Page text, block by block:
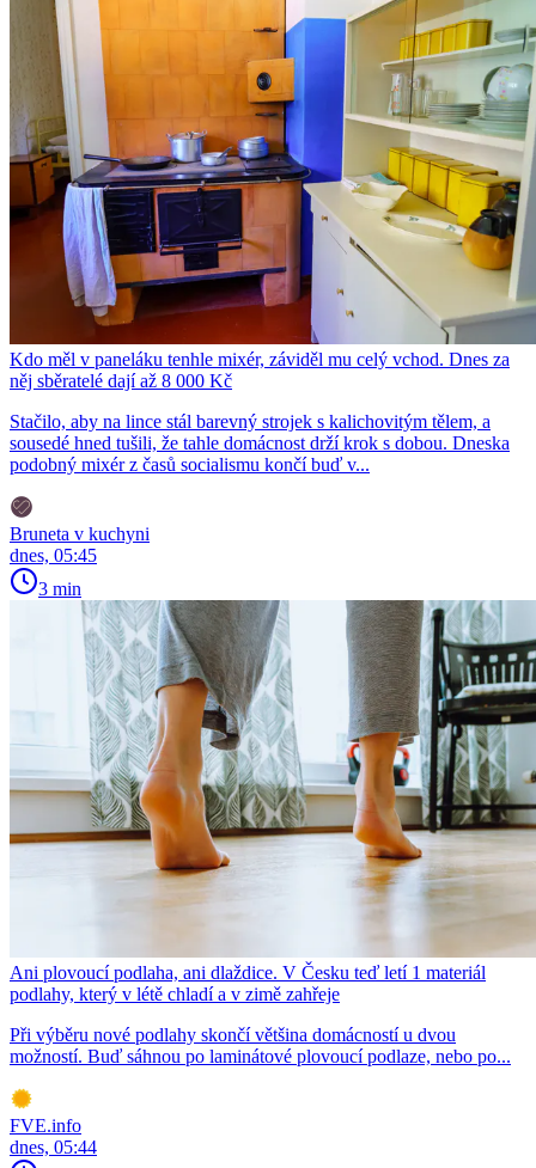
Kdo měl v paneláku tenhle mixér, záviděl mu celý vchod. Dnes za
něj sběratelé dají až 8 000 Kč
Stačilo, aby na lince stál barevný strojek s kalichovitým tělem, a
sousedé hned tušili, že tahle domácnost drží krok s dobou. Dneska
podobný mixér z časů socialismu končí buď v...
Bruneta v kuchyni
dnes, 05:45
3 min
Ani plovoucí podlaha, ani dlaždice. V Česku teď letí 1 materiál
podlahy, který v létě chladí a v zimě zahřeje
Při výběru nové podlahy skončí většina domácností u dvou
možností. Buď sáhnou po laminátové plovoucí podlaze, nebo po...
FVE.info
dnes, 05:44